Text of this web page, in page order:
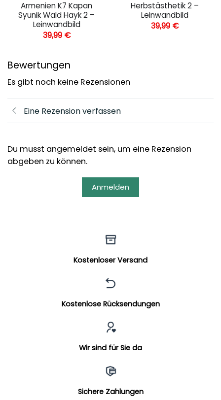
Armenien K7 Kapan
Syunik Wald Hayk 2 –
Leinwandbild
39,99 €
Herbstästhetik 2 –
Leinwandbild
39,99 €
Bewertungen
Es gibt noch keine Rezensionen
Eine Rezension verfassen
Du musst angemeldet sein, um eine Rezension
abgeben zu können.
Anmelden
Kostenloser Versand
Kostenlose Rücksendungen
Wir sind für Sie da
Sichere Zahlungen